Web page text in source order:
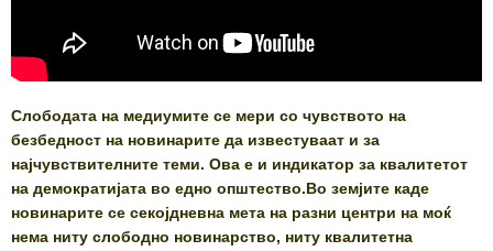
Слободата на медиумите се мери со чувството на
безбедност на новинарите да известуваат и за
најчувствителните теми. Ова е и индикатор за квалитетот
на демократијата во едно општество.Во земјите каде
новинарите се секојдневна мета на разни центри на моќ
нема ниту слободно новинарство, ниту квалитетна